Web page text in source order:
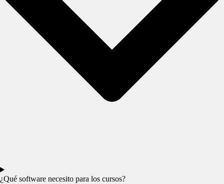
¿Qué software necesito para los cursos?